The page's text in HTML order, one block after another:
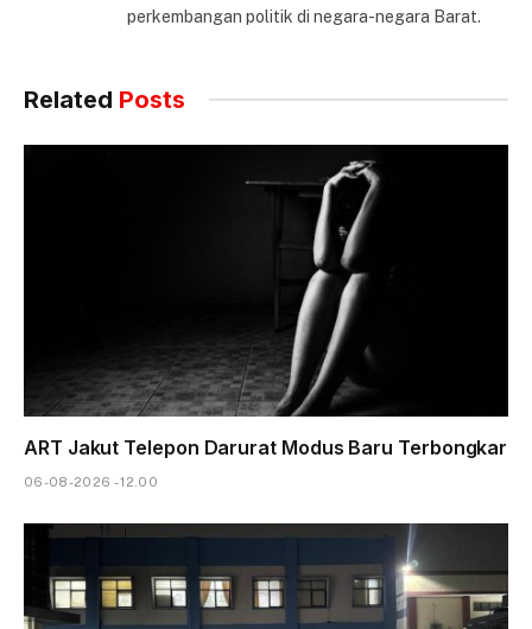
perkembangan politik di negara-negara Barat.
Related Posts
ART Jakut Telepon Darurat Modus Baru Terbongkar
06-08-2026 - 12.00